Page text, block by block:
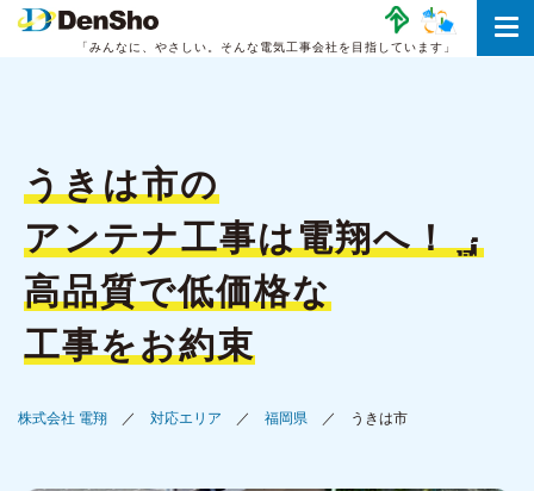
「みんなに、やさしい。 そんな電気工事会社を目指しています」
うきは市の
アンテナ工事は電翔へ！
高品質で低価格な
工事をお約束
株式会社 電翔 対応エリア 福岡県 うきは市